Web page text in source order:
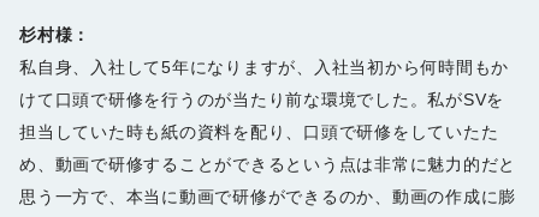
杉村様：
私自身、入社して5年になりますが、入社当初から何時間もか
けて口頭で研修を行うのが当たり前な環境でした。私がSVを
担当していた時も紙の資料を配り、口頭で研修をしていたた
め、動画で研修することができるという点は非常に魅力的だと
思う一方で、本当に動画で研修ができるのか、動画の作成に膨